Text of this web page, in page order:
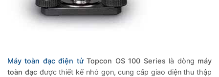
Máy toàn đạc điện tửTopcon OS 100 Series là dòng máy
toàn đạcđược thiết kế nhỏ gọn, cung cấp giao diện thu thập